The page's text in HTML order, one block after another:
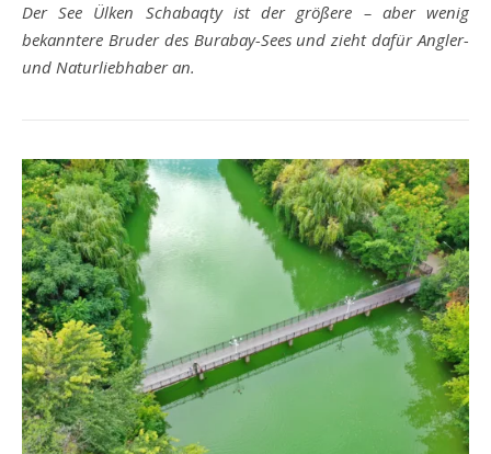
Der See Ülken Schabaqty ist der größere – aber wenig
bekanntere Bruder des Burabay-Sees und zieht dafür Angler-
und Naturliebhaber an.